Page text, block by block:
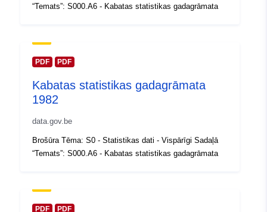
Ģeogrāfiskā
atrašanās vieta:
]
Identifikatori: Q12855#ID
Piekļuves
“Temats”: S000.A6 - Kabatas statistikas gadagrāmata
PDF PDF
Kabatas statistikas gadagrāmata
1982
data.gov.be
Brošūra Tēma: S0 - Statistikas dati - Vispārīgi Sadaļā
“Temats”: S000.A6 - Kabatas statistikas gadagrāmata
PDF PDF